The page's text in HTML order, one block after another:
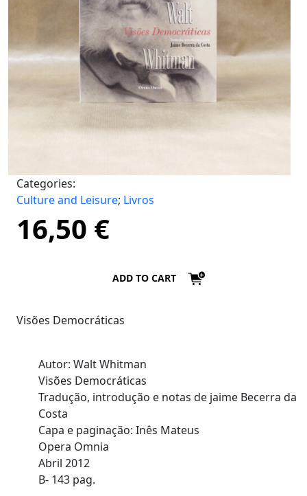
Categories:
Culture and Leisure; Livros
16,50 €
ADD TO CART
Visões Democráticas
Autor: Walt Whitman
Visões Democráticas
Tradução, introdução e notas de jaime Becerra da
Costa
Capa e paginação: Inês Mateus
Opera Omnia
Abril 2012
B- 143 pag.